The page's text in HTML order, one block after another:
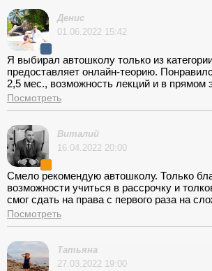
Денис
01.06.2022 15:42
Я выбирал автошколу только из
предоставляет онлайн-теорию.
2,5 мес., возможность лекций и в прямом
оплата в рассрочку и отсутствие доплат.
чем! Небольшой осадок остался только от
стадиона. В остальном - хорошее
понравилось, что школьный экзамен по
сдать онлайн в личном кабинете.
были прикреплены к Марьино, учили на
неожиданностей не было. Мне
все равно считаю свое получение прав
недорогим - 30750 руб.
Посмотреть
Виталий
16.04.2022 20:00
Смело рекомендую автошколу. Только
возможности учиться в рассрочку и
смог сдать на права с первого раза на
Лобненском маршруте. Спасибо и
Посмотреть
Татьяна
27.03.2022 19:00